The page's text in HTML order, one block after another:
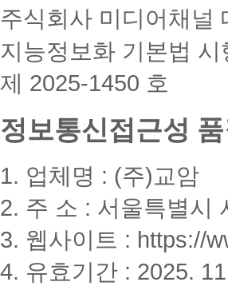
주식회사 미디어채널
지능정보화 기본법
제 2025-1450 호
정보통신접근성
1. 업체명 : (주)교암
2. 주 소 : 서울특별시
3. 웹사이트 : https://
4. 유효기간 : 2025.